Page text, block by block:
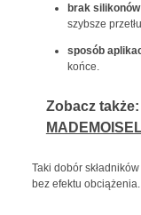
brak
szybsze
sposób
końce.
Zobacz także:
Taki dobór
bez efektu obciążenia.